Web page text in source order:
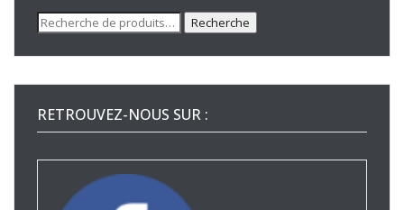
Recherche
pour :
Recherche
RETROUVEZ-NOUS SUR :